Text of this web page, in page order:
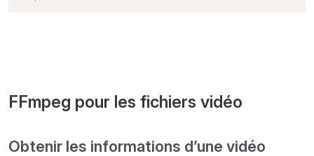
FFmpeg pour les fichiers vidéo
Obtenir les informations d’une vidéo